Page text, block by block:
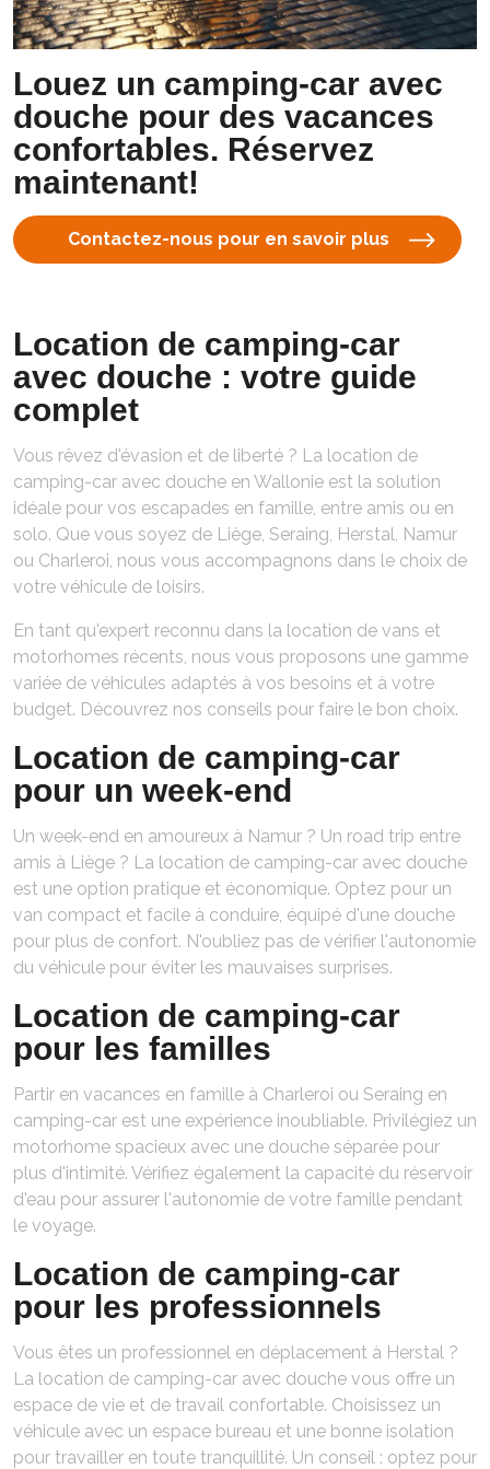
Louez un camping-car avec
douche pour des vacances
confortables. Réservez
maintenant!
Contactez-nous pour en savoir plus
Location de camping-car
avec douche : votre guide
complet
Vous rêvez d'évasion et de liberté ? La location de
camping-car avec douche en Wallonie est la solution
idéale pour vos escapades en famille, entre amis ou en
solo. Que vous soyez de Liège, Seraing, Herstal, Namur
ou Charleroi, nous vous accompagnons dans le choix de
votre véhicule de loisirs.
En tant qu'expert reconnu dans la location de vans et
motorhomes récents, nous vous proposons une gamme
variée de véhicules adaptés à vos besoins et à votre
budget. Découvrez nos conseils pour faire le bon choix.
Location de camping-car
pour un week-end
Un week-end en amoureux à Namur ? Un road trip entre
amis à Liège ? La location de camping-car avec douche
est une option pratique et économique. Optez pour un
van compact et facile à conduire, équipé d'une douche
pour plus de confort. N'oubliez pas de vérifier l'autonomie
du véhicule pour éviter les mauvaises surprises.
Location de camping-car
pour les familles
Partir en vacances en famille à Charleroi ou Seraing en
camping-car est une expérience inoubliable. Privilégiez un
motorhome spacieux avec une douche séparée pour
plus d'intimité. Vérifiez également la capacité du réservoir
d'eau pour assurer l'autonomie de votre famille pendant
le voyage.
Location de camping-car
pour les professionnels
Vous êtes un professionnel en déplacement à Herstal ?
La location de camping-car avec douche vous offre un
espace de vie et de travail confortable. Choisissez un
véhicule avec un espace bureau et une bonne isolation
pour travailler en toute tranquillité. Un conseil : optez pour